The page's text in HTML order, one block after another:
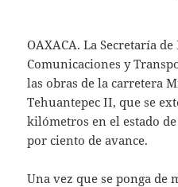
OAXACA. La Secretaría
Comunicaciones y
las obras de la carretera
Tehuantepec II, que se
kilómetros en el estado
por ciento de avance.
Una vez que se ponga de